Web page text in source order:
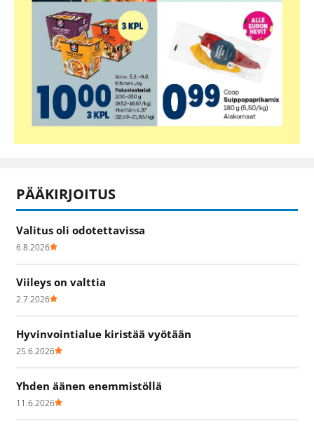
PÄÄKIRJOITUS
Valitus oli odotettavissa
6.8.2026
Viileys on valttia
2.7.2026
Hyvinvointialue kiristää vyötään
25.6.2026
Yhden äänen enemmistöllä
11.6.2026